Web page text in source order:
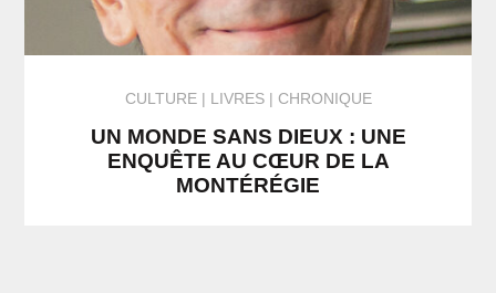
CULTURE LIVRES | CHRONIQUE
UN MONDE SANS DIEUX : UNE
ENQUÊTE AU CŒUR DE LA
MONTÉRÉGIE